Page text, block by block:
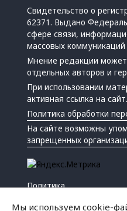
Свидетельство о
62371. Выдано
сфере связи,
массовых
Мнение редакции
отдельных авторов и
При использовании
активная ссылка на сайт.
Политика обработки
На сайте возможны
запрещенных
Политика
Мы используем cookie-